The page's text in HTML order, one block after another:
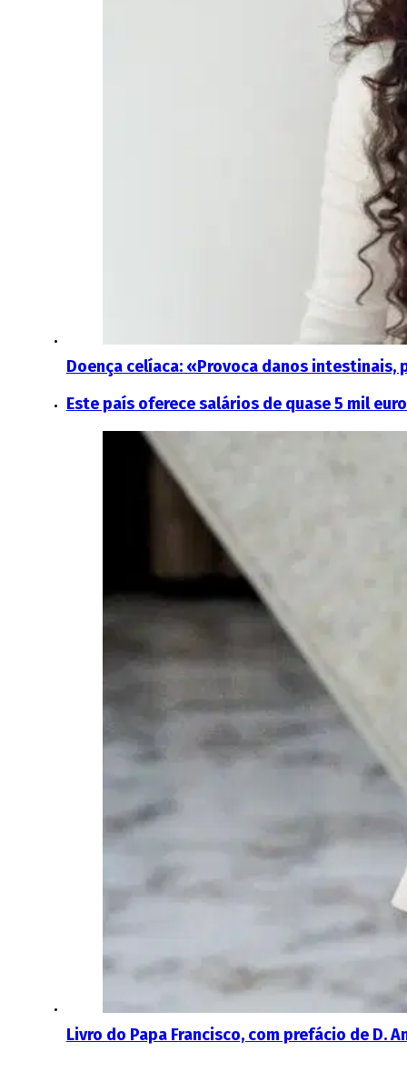
Doença celíaca: «Provoca danos
Este país oferece salários de quase 5 mil
Livro do Papa Francisco, com prefácio de D.